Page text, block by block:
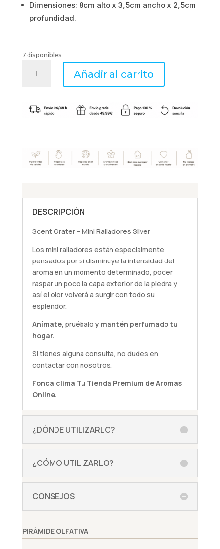
Dimensiones: 8cm alto x 3,5cm ancho x 2,5cm
profundidad.
7 disponibles
Grater
Ralladores
Añadir al carrito
DESCRIPCIÓN
Scent Grater – Mini Ralladores Silver
Los mini ralladores están especialmente
pensados por si disminuye la intensidad del
aroma en un momento determinado, poder
raspar un poco la capa exterior de la piedra y
así el olor volverá a surgir con todo su
esplendor.
Anímate, pruébalo y mantén perfumado tu
hogar.
Si tienes alguna consulta, no dudes en
contactar con nosotros.
Foncalclima Tu Tienda Premium de Aromas
Online.
¿DÓNDE UTILIZARLO?
¿CÓMO UTILIZARLO?
CONSEJOS
PIRÁMIDE OLFATIVA